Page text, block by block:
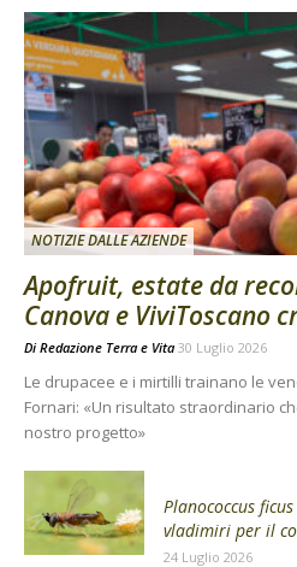
NOTIZIE DALLE AZIENDE
Apofruit, estate da
Canova e ViviToscano
Di Redazione Terra e Vita 30 Luglio 2026
Le drupacee e i mirtilli trainano le
Fornari: «Un risultato straordinario
nostro progetto»
Planococcus
vladimiri per il
24 Luglio 2026